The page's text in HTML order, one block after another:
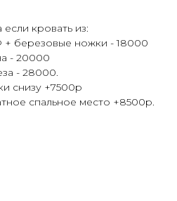
если кровать из:
березовые ножки - 18000
- 20000
- 28000.
снизу +7500р
спальное место +8500р.